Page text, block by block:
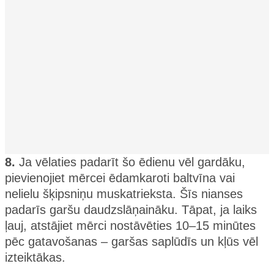
8. Ja vēlaties padarīt šo ēdienu vēl gardāku,
pievienojiet mērcei ēdamkaroti baltvīna vai
nelielu šķipsniņu muskatrieksta. Šīs nianses
padarīs garšu daudzslāņaināku. Tāpat, ja laiks
ļauj, atstājiet mērci nostāvēties 10–15 minūtes
pēc gatavošanas – garšas saplūdīs un kļūs vēl
izteiktākas.